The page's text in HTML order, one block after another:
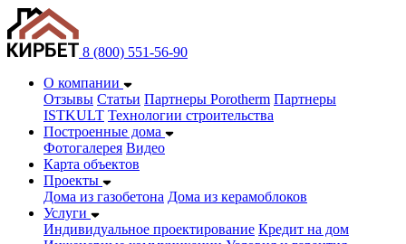
8 (800) 551-56-90
О компании
Отзывы Статьи Партнеры Porotherm Партнеры
ISTKULT Технологии строительства
Построенные дома
Фотогалерея Видео
Карта объектов
Проекты
Дома из газобетонa Дома из керамоблоков
Услуги
Индивидуальное проектирование Кредит на дом